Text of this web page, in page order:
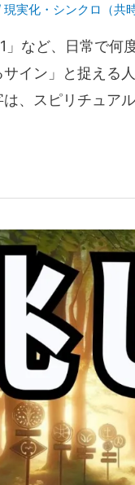
現実化・シンクロ（共時
」など、日常で
イン」と捉える
は、スピリチュア